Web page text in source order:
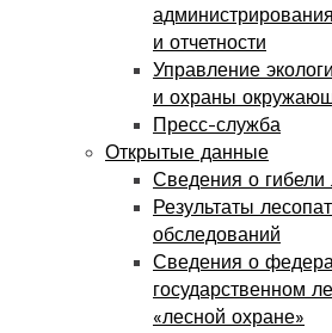
и отчетности
Управление
и охраны
Пресс-служба
Открытые данные
Сведения о
Результаты
обследований
Сведения о
государственном
«лесной охране»